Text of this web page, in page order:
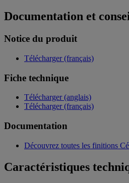
Documentation et
Notice du produit
Télécharger (français)
Fiche technique
Télécharger (anglais)
Télécharger (français)
Documentation
Découvrez toutes les finitions
Caractéristiques